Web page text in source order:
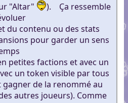
"Altar"
). Ça ressemble
du contenu ou des stats
pour garder un sens
petites factions et avec un
un token visible par tous
de la renommé au
autres joueurs). Comme